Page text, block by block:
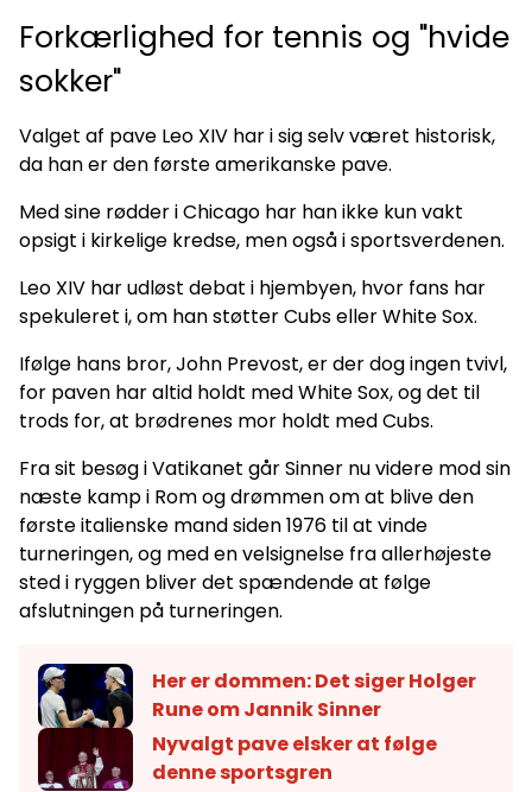
Forkærlighed for tennis og "hvide
sokker"
Valget af pave Leo XIV har i sig selv været historisk,
da han er den første amerikanske pave.
Med sine rødder i Chicago har han ikke kun vakt
opsigt i kirkelige kredse, men også i sportsverdenen.
Leo XIV har udløst debat i hjembyen, hvor fans har
spekuleret i, om han støtter Cubs eller White Sox.
Ifølge hans bror, John Prevost, er der dog ingen tvivl,
for paven har altid holdt med White Sox, og det til
trods for, at brødrenes mor holdt med Cubs.
Fra sit besøg i Vatikanet går Sinner nu videre mod sin
næste kamp i Rom og drømmen om at blive den
første italienske mand siden 1976 til at vinde
turneringen, og med en velsignelse fra allerhøjeste
sted i ryggen bliver det spændende at følge
afslutningen på turneringen.
Her er dommen: Det siger Holger
Rune om Jannik Sinner
Nyvalgt pave elsker at følge
denne sportsgren